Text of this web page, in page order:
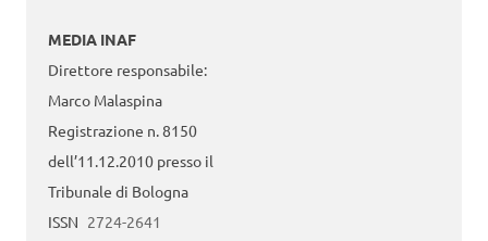
MEDIA INAF
Direttore responsabile:
Marco Malaspina
Registrazione n. 8150
dell’11.12.2010 presso il
Tribunale di Bologna
ISSN 2724-2641